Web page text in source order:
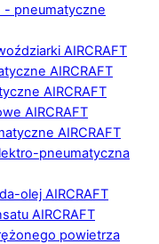
- pneumatyczne
AIRCRAFT
AIRCRAFT
AIRCRAFT
AIRCRAFT
AIRCRAFT
pneumatyczna
olej AIRCRAFT
AIRCRAFT
powietrza